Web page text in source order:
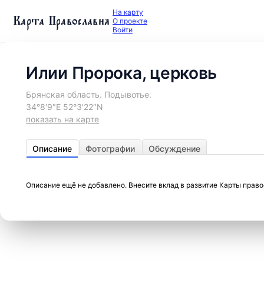
Карта Православия На карту
О проекте
Войти
Илии Пророка, церковь
Брянская область. Подывотье.
34°8′9″E 52°3′22″N
показать на карте
Описание Фотографии Обсуждение
Описание ещё не добавлено. Внесите вклад в развитие Карты